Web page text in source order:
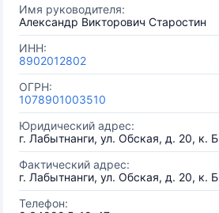
Имя руководителя:
Александр Викторович Старостин
ИНН:
8902012802
ОГРН:
1078901003510
Юридический адрес:
г. Лабытнанги, ул. Обская, д. 20, к. Б
Фактический адрес:
г. Лабытнанги, ул. Обская, д. 20, к. Б
Телефон: